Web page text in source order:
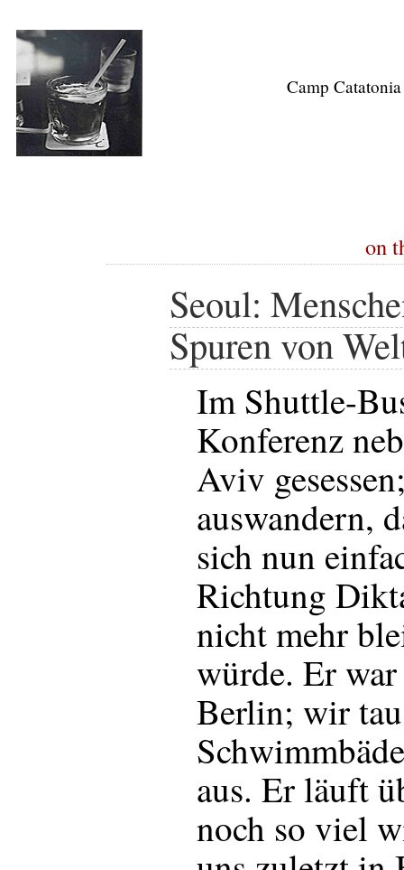
Camp Catatonia
on
Seoul:
Spuren von
Im Shuttle-
Konferenz
Aviv
auswandern,
sich nun
Richtung
nicht mehr
würde. Er
Berlin; wir
aus. Er läuft
noch so viel